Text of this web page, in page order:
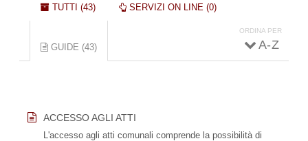
TUTTI (43) SERVIZI ON LINE (0)
GUIDE (43)
ATTIVA)
ORDINA PER
A - Z
ACCESSO AGLI ATTI
L'accesso agli atti comunali comprende la possibilità di